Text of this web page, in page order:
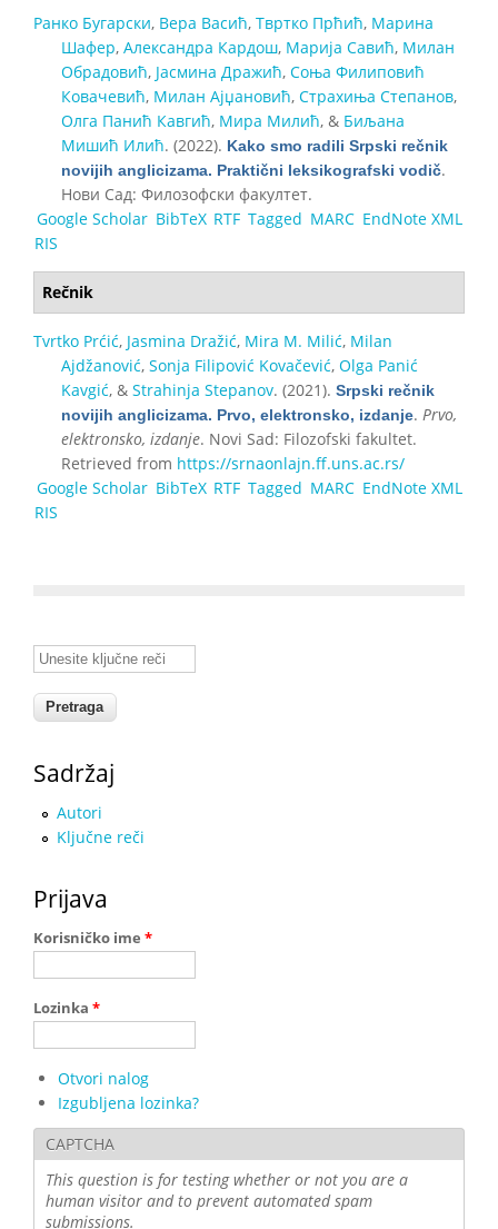
Ранко Бугарски, Вера Васић, Твртко Прћић, Марина
Шафер, Александра Кардош, Марија Савић, Милан
Обрадовић, Јасмина Дражић, Соња Филиповић
Ковачевић, Милан Ајџановић, Страхиња Степанов,
Олга Панић Кавгић, Мира Милић, & Биљана
Мишић Илић. (2022). Kako smo radili Srpski rečnik
novijih anglicizama. Praktični leksikografski vodič.
Нови Сад: Филозофски факултет.
Google Scholar BibTeX RTF Tagged MARC EndNote XML
RIS
Rečnik
Tvrtko Prćić, Jasmina Dražić, Mira M. Milić, Milan
Ajdžanović, Sonja Filipović Kovačević, Olga Panić
Kavgić, & Strahinja Stepanov. (2021). Srpski rečnik
novijih anglicizama. Prvo, elektronsko, izdanje. Prvo,
elektronsko, izdanje. Novi Sad: Filozofski fakultet.
Retrieved from https://srnaonlajn.ff.uns.ac.rs/
Google Scholar BibTeX RTF Tagged MARC EndNote XML
RIS
Unesite ključne reči
Sadržaj
Autori
Ključne reči
Prijava
Korisničko ime *
Lozinka *
Otvori nalog
Izgubljena lozinka?
CAPTCHA
This question is for testing whether or not you are a
human visitor and to prevent automated spam
submissions.